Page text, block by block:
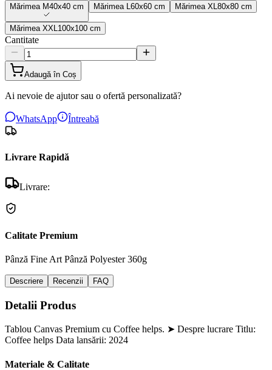
Mărimea M40x40 cm Mărimea 60x60 cm Mărimea XL 80x80 cm
Mărimea XXL 100x100 cm
Cantitate
Adaugă în Coș
Ai nevoie de ajutor sau o ofertă personalizată?
WhatsApp Întreabă
Livrare Rapidă
Livrare:
Calitate Premium
Pânză Fine Art Pânză Polyester 360g
Descriere Recenzii FAQ
Detalii Produs
Tablou Canvas Premium cu Coffee helps. ➤ Despre lucrare Titlu:
Coffee helps Data lansării: 2024
Materiale & Calitate